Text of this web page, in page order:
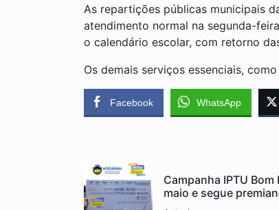
As repartições públicas municipais
atendimento normal na segunda-
o calendário escolar, com retorno
Os demais serviços essenciais,
Facebook WhatsApp
Campanha IPTU
maio e segue